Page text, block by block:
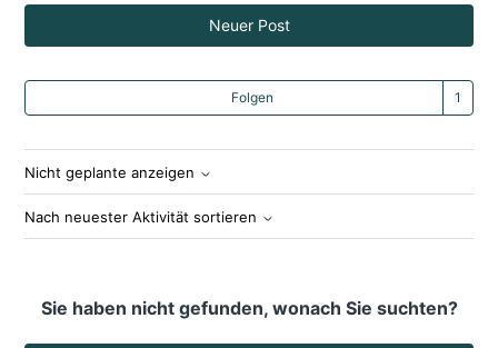
Neuer Post
Folgen
Nicht geplante anzeigen
Nach neuester Aktivität sortieren
Sie haben nicht gefunden, wonach Sie suchten?